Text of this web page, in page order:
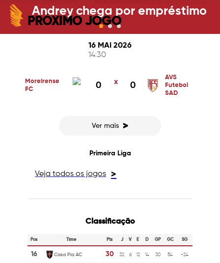
Andrey chega por empréstimo
PRÓXIMO JOGO
16 MAI 2026
14:30
Moreirense
FC
0 x 0
AVS
Futebol
SAD
Ver mais >
Primeira Liga
Veja todos os jogos >
Classificação
Pos Time Pts J V E D GP GC SG
16 Casa Pia AC 30 32 6 12 14 30 54 -24